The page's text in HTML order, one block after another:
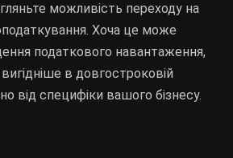
можливість переходу на
Хоча це може
податкового навантаження,
в довгостроковій
від специфіки вашого бізнесу.